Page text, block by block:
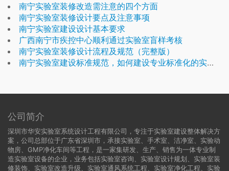
南宁实验室装修改造需注意的四个方面
南宁实验室装修设计要点及注意事项
南宁实验室建设设计基本要求
广西南宁市疾控中心顺利通过实验室盲样考核
南宁实验室装修设计流程及规范（完整版）
南宁实验室建设标准规范，如何建设专业标准化的实验室？
公司简介
深圳市华安实验室系统设计工程有限公司，专注于实验室建设整体解决方
案，公司总部位于广东省深圳市，承接实验室、手术室、洁净室、实验动
物房、GMP净化车间等工程，是一家集研发、生产、销售为一体专业制
造实验室设备的企业，业务包括实验室咨询、实验室设计规划、实验室装
修装饰、实验室改造升级、实验室通风系统工程、实验室净化工程、实验